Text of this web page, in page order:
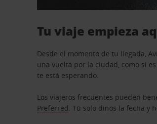
Tu viaje empieza
Desde el momento de tu llegada,
una vuelta por la ciudad, como si
te está esperando.
Los viajeros frecuentes pueden
Preferred. Tú solo dinos la fecha y